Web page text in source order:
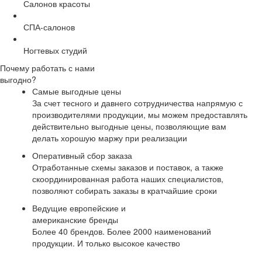
Салонов красоты
СПА-салонов
Ногтевых студий
Почему работать с нами
выгодно?
Самые выгодные цены
За счет тесного и давнего сотрудничества напрямую с
производителями продукции, мы можем предоставлять
действительно выгодные цены, позволяющие вам
делать хорошую маржу при реализации
Оперативный сбор заказа
Отработанные схемы заказов и поставок, а также
скоординированная работа наших специалистов,
позволяют собирать заказы в кратчайшие сроки
Ведущие европейские и
американские бренды
Более 40 брендов. Более 2000 наименований
продукции. И только высокое качество